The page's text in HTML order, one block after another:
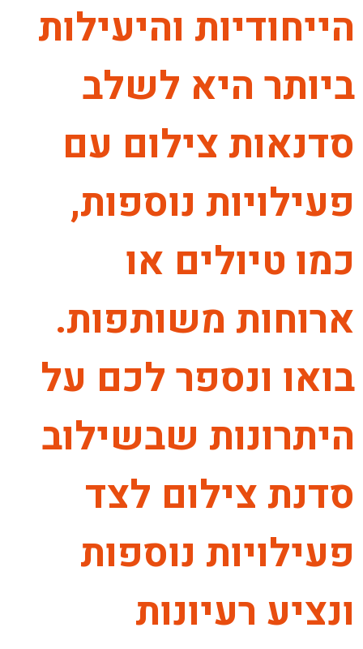
הייחודיות והיעילות
ביותר היא לשלב
סדנאות צילום עם
פעילויות נוספות,
כמו טיולים או
ארוחות משותפות.
בואו ונספר לכם על
היתרונות שבשילוב
סדנת צילום לצד
פעילויות נוספות
ונציע רעיונות